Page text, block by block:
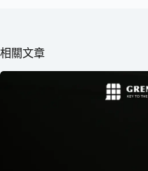
相關文章